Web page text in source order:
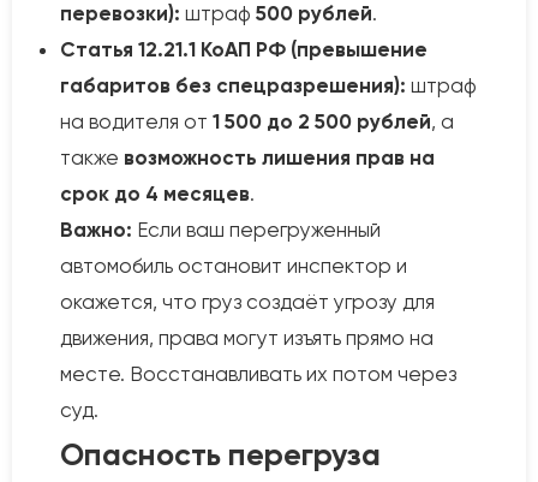
перевозки): штраф 500 рублей.
Статья 12.21.1 КоАП РФ (превышение
габаритов без спецразрешения): штраф
на водителя от 1 500 до 2 500 рублей, а
также возможность лишения прав на
срок до 4 месяцев.
Важно: Если ваш перегруженный
автомобиль остановит инспектор и
окажется, что груз создаёт угрозу для
движения, права могут изъять прямо на
месте. Восстанавливать их потом через
суд.
Опасность перегруза